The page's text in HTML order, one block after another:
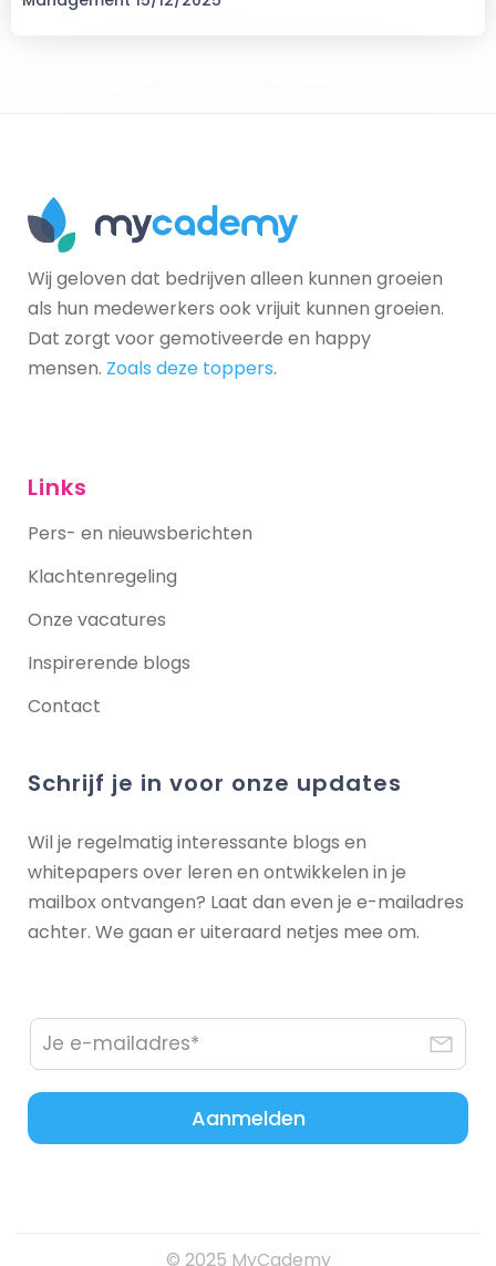
Wij geloven dat bedrijven alleen kunnen groeien
als hun medewerkers ook vrijuit kunnen groeien.
Dat zorgt voor gemotiveerde en happy
mensen. Zoals deze toppers.
Links
Pers- en nieuwsberichten
Klachtenregeling
Onze vacatures
Inspirerende blogs
Contact
Schrijf je in voor onze updates
Wil je regelmatig interessante blogs en
whitepapers over leren en ontwikkelen in je
mailbox ontvangen? Laat dan even je e-mailadres
achter. We gaan er uiteraard netjes mee om.
Aanmelden
© 2025 MyCademy